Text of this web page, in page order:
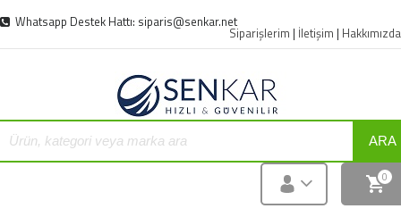
Whatsapp Destek Hattı: siparis@senkar.net
Siparişlerim | İletişim | Hakkımızda
ARA
0